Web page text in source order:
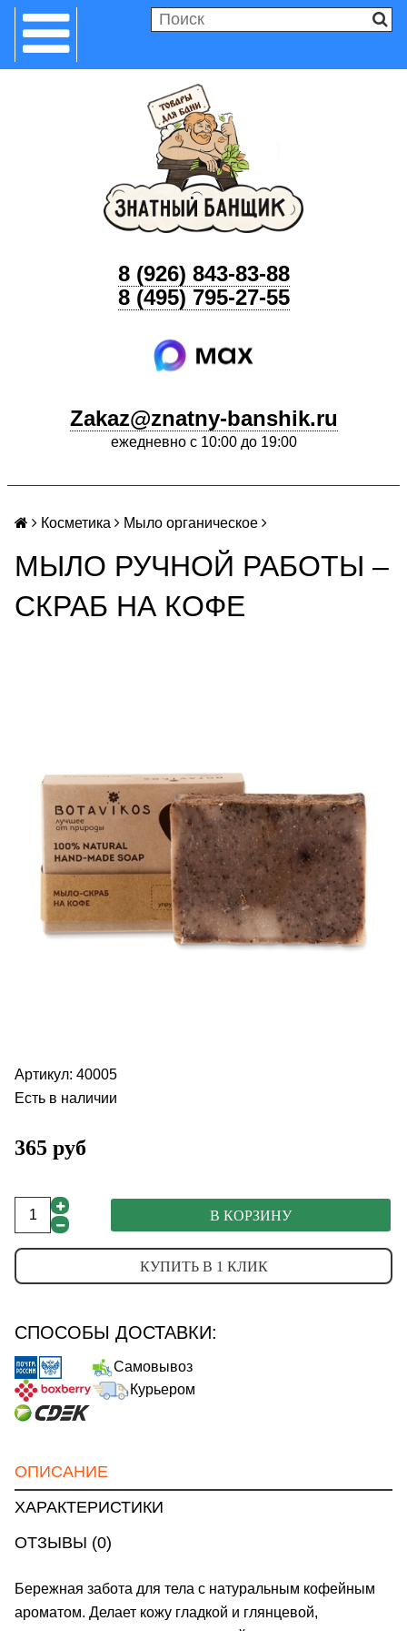
8 (926) 843-83-88
8 (495) 795-27-55
Zakaz@znatny-banshik.ru
ежедневно с 10:00 до 19:00
Косметика Мыло органическое
МЫЛО РУЧНОЙ РАБОТЫ –
СКРАБ НА КОФЕ
Артикул: 40005
Есть в наличии
365 руб
В КОРЗИНУ
КУПИТЬ В 1 КЛИК
СПОСОБЫ ДОСТАВКИ:
Самовывоз
Курьером
ОПИСАНИЕ
ХАРАКТЕРИСТИКИ
ОТЗЫВЫ (0)
Бережная забота для тела с натуральным кофейным
ароматом. Делает кожу гладкой и глянцевой,